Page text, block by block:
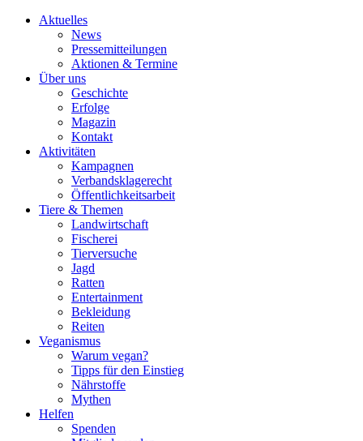
Aktuelles
News
Pressemitteilungen
Aktionen & Termine
Über uns
Geschichte
Erfolge
Magazin
Kontakt
Aktivitäten
Kampagnen
Verbandsklagerecht
Öffentlichkeitsarbeit
Tiere & Themen
Landwirtschaft
Fischerei
Tierversuche
Jagd
Ratten
Entertainment
Bekleidung
Reiten
Veganismus
Warum vegan?
Tipps für den Einstieg
Nährstoffe
Mythen
Helfen
Spenden